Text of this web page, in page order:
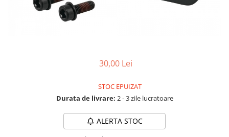
Scaun bicicleta copii
Chei si scule bicicleta
Produse intretinere bicicleta
Accesorii biciclete copii
30,00 Lei
STOC EPUIZAT
Durata de livrare: 2 - 3 zile lucratoare
ALERTA STOC